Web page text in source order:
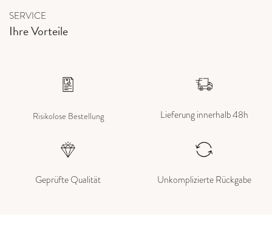
SERVICE
Ihre Vorteile
Risikolose Bestellung Lieferung innerhalb 48h
Geprüfte Qualität Unkomplizierte Rückgabe